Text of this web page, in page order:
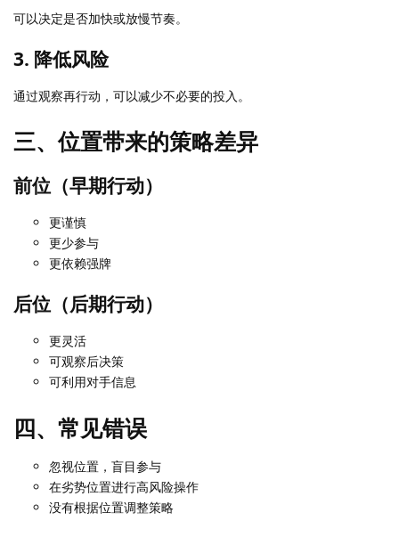
可以决定是否加快或放慢节奏。
3. 降低风险
通过观察再行动，可以减少不必要的投入。
三、位置带来的策略差异
前位（早期行动）
更谨慎
更少参与
更依赖强牌
后位（后期行动）
更灵活
可观察后决策
可利用对手信息
四、常见错误
忽视位置，盲目参与
在劣势位置进行高风险操作
没有根据位置调整策略